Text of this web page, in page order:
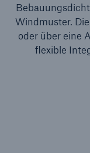
Windmuster.
oder über eine
flexible